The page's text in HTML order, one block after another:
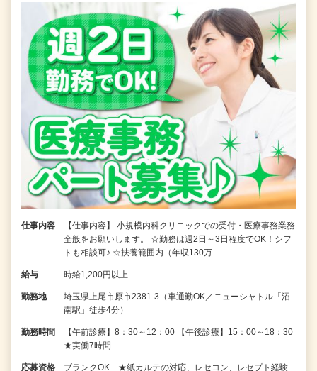
仕事内容
【仕事内容】 小規模内科クリニックでの受付・医療事務業務
全般をお願いします。 ☆勤務は週2日～3日程度でOK！シフ
トも相談可♪ ☆扶養範囲内（年収130万…
給与 時給1,200円以上
勤務地
埼玉県上尾市原市2381-3（車通勤OK／ニューシャトル「沼
南駅」徒歩4分）
勤務時間
【午前診療】8：30～12：00 【午後診療】15：00～18：30
★実働7時間 …
応募資格 ブランクOK ★紙カルテの対応、レセコン、レセプト経験